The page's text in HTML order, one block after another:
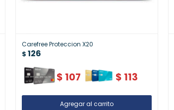
Carefree Proteccion X20
$ 126
$ 107 $ 113